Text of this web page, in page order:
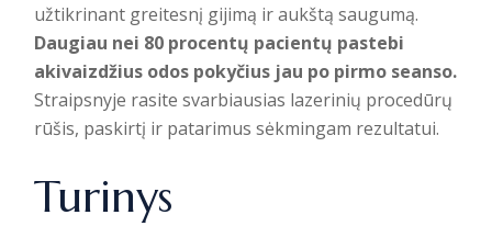
užtikrinant greitesnį gijimą ir aukštą saugumą.
Daugiau nei 80 procentų pacientų pastebi
akivaizdžius odos pokyčius jau po pirmo seanso.
Straipsnyje rasite svarbiausias lazerinių procedūrų
rūšis, paskirtį ir patarimus sėkmingam rezultatui.
Turinys